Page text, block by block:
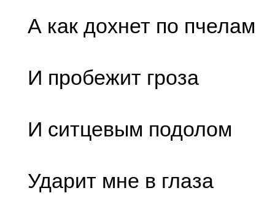
А как дохнет по пчелам
И пробежит гроза
И ситцевым подолом
Ударит мне в глаза